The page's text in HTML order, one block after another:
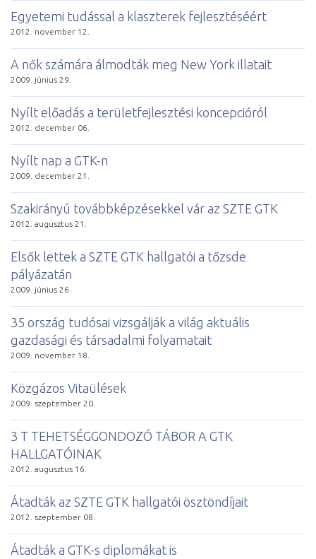
Egyetemi tudással a klaszterek fejlesztéséért
2012. november 12.
A nők számára álmodták meg New York illatait
2009. június 29.
Nyílt előadás a területfejlesztési koncepcióról
2012. december 06.
Nyílt nap a GTK-n
2009. december 21.
Szakirányú továbbképzésekkel vár az SZTE GTK
2012. augusztus 21.
Elsők lettek a SZTE GTK hallgatói a tőzsde
pályázatán
2009. június 26.
35 ország tudósai vizsgálják a világ aktuális
gazdasági és társadalmi folyamatait
2009. november 18.
Közgázos Vitaülések
2009. szeptember 20.
3 T TEHETSÉGGONDOZÓ TÁBOR A GTK
HALLGATÓINAK
2012. augusztus 16.
Átadták az SZTE GTK hallgatói ösztöndíjait
2012. szeptember 08.
Átadták a GTK-s diplomákat is